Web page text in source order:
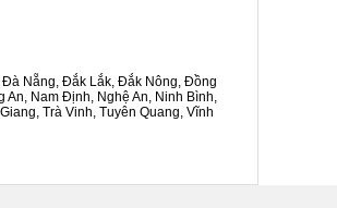
Đà Nẵng, Đắk Lắk, Đắk Nông, Đồng
An, Nam Định, Nghệ An, Ninh Bình,
Trà Vinh, Tuyên Quang, Vĩnh